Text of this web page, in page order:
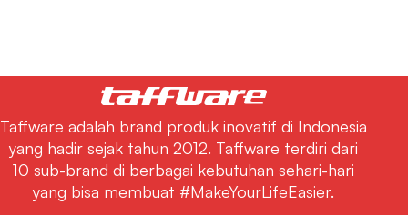
Taffware adalah brand produk inovatif di Indonesia
yang hadir sejak tahun 2012. Taffware terdiri dari
10 sub-brand di berbagai kebutuhan sehari-hari
yang bisa membuat #MakeYourLifeEasier.